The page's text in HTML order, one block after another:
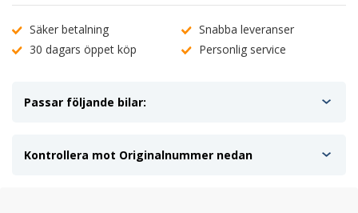
Säker betalning
Snabba leveranser
30 dagars öppet köp
Personlig service
Passar följande bilar:
Kontrollera mot Originalnummer nedan